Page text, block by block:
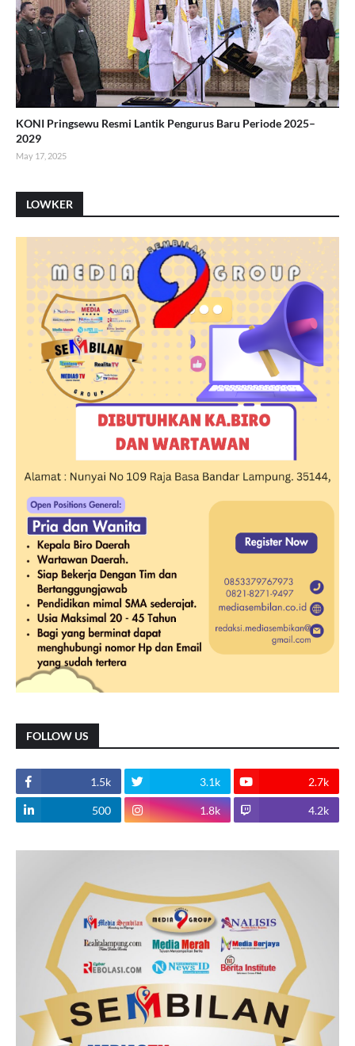
KONI Pringsewu Resmi Lantik Pengurus Baru Periode 2025–
2029
May 17, 2025
LOWKER
FOLLOW US
1.5k 3.1k 2.7k
500 1.8k 4.2k